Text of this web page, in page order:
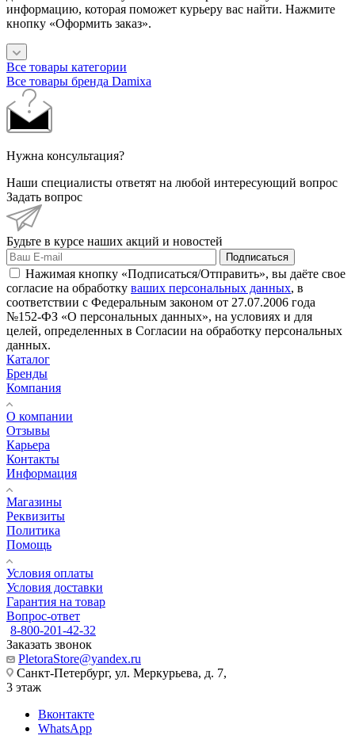
информацию, которая поможет курьеру вас найти. Нажмите
кнопку «Оформить заказ».
Все товары категории
Все товары бренда Damixa
Нужна консультация?
Наши специалисты ответят на любой интересующий вопрос
Задать вопрос
Будьте в курсе наших акций и новостей
Подписаться
Нажимая кнопку «Подписаться/Отправить», вы даёте свое
согласие на обработку ваших персональных данных, в
соответствии с Федеральным законом от 27.07.2006 года
№152-ФЗ «О персональных данных», на условиях и для
целей, определенных в Согласии на обработку персональных
данных.
Каталог
Бренды
Компания
О компании
Отзывы
Карьера
Контакты
Информация
Магазины
Реквизиты
Политика
Помощь
Условия оплаты
Условия доставки
Гарантия на товар
Вопрос-ответ
8-800-201-42-32
Заказать звонок
PletoraStore@yandex.ru
Санкт-Петербург, ул. Меркурьева, д. 7,
3 этаж
Вконтакте
WhatsApp